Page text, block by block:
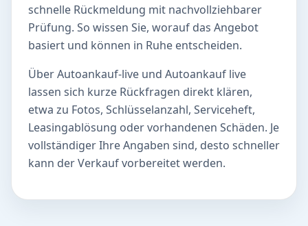
schnelle Rückmeldung mit nachvollziehbarer
Prüfung. So wissen Sie, worauf das Angebot
basiert und können in Ruhe entscheiden.
Über Autoankauf-live und Autoankauf live
lassen sich kurze Rückfragen direkt klären,
etwa zu Fotos, Schlüsselanzahl, Serviceheft,
Leasingablösung oder vorhandenen Schäden. Je
vollständiger Ihre Angaben sind, desto schneller
kann der Verkauf vorbereitet werden.